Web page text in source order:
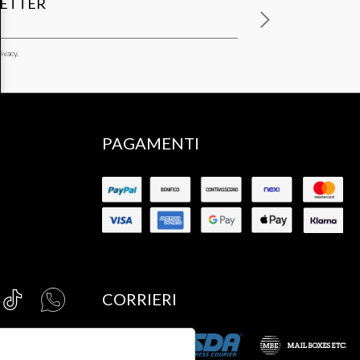
PAGAMENTI
CORRIERI